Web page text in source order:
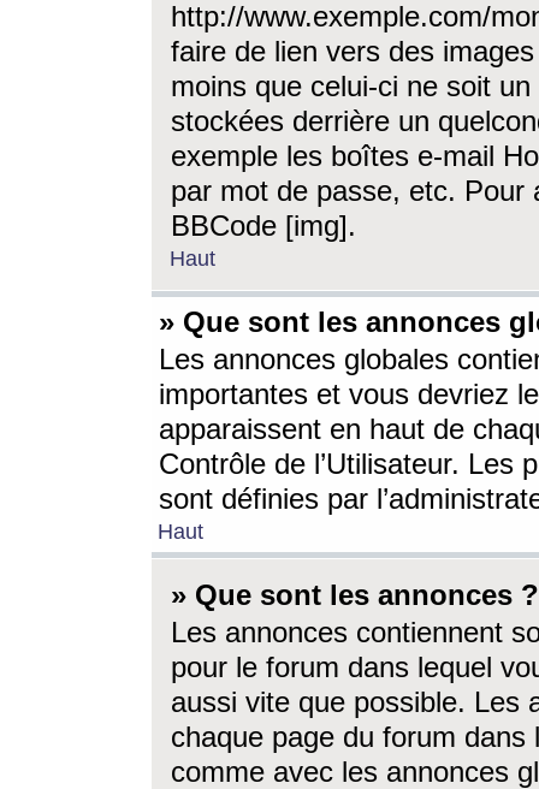
http://www.exemple.com/
faire de lien vers des
moins que celui-ci ne soit
stockées derrière un
exemple les boîtes e-mail
par mot de passe, etc. Pour
BBCode [img].
Haut
» Que sont les annonces
Les annonces globales
importantes et vous devriez
apparaissent en haut de
Contrôle de l’Utilisateur. Les
sont définies par
Haut
» Que sont les annonces ?
Les annonces contiennent
pour le forum dans lequel
aussi vite que possible. Les
chaque page du forum dans
comme avec les annonces